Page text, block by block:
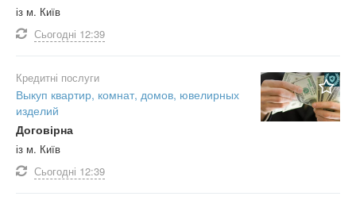
із м. Київ
Сьогодні 12:39
Кредитні послуги
Выкуп квартир, комнат, домов, ювелирных
изделий
Договірна
із м. Київ
Сьогодні 12:39